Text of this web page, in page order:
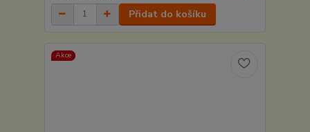
Přidat do košíku
Akce